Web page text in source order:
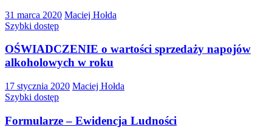
31 marca 2020 Maciej Hołda
Szybki dostęp
OŚWIADCZENIE o wartości sprzedaży napojów
alkoholowych w roku
17 stycznia 2020 Maciej Hołda
Szybki dostęp
Formularze – Ewidencja Ludności